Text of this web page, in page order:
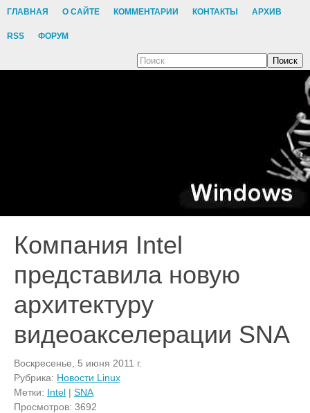
ГЛАВНАЯ О САЙТЕ КОММЕНТАРИИ КОНТАКТЫ АРХИВ
RSS ФОРУМ
Поиск
Компания Intel
представила новую
архитектуру
видеоакселерации SNA
Воскресенье, 5 июня 2011 г.
Рубрика: Новости Linux
Метки: Intel | SNA
Просмотров: 3692